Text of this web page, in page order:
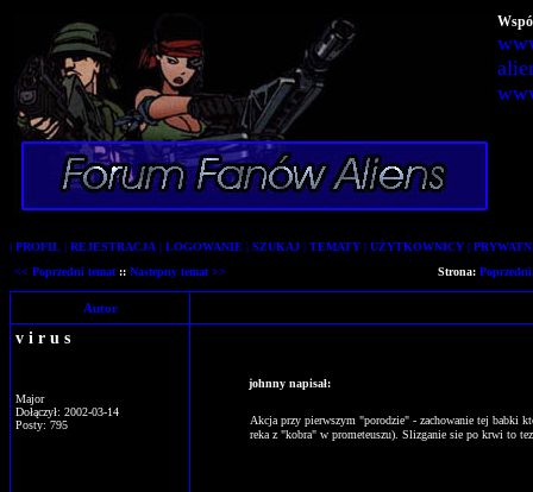
| PROFIL | REJESTRACJA | LOGOWANIE | SZUKAJ | TEMATY | UŻYTKOWNICY |
<< Poprzedni temat :: Nastepny temat >> Strona:
Autor
v i r u s
Major
Dołączył: 2002-03-14
Posty: 795
johnny napisał:
Akcja przy pierwszym "porodzie" - zachowanie tej babki
reka z "kobra" w prometeuszu). Slizganie sie po krwi to